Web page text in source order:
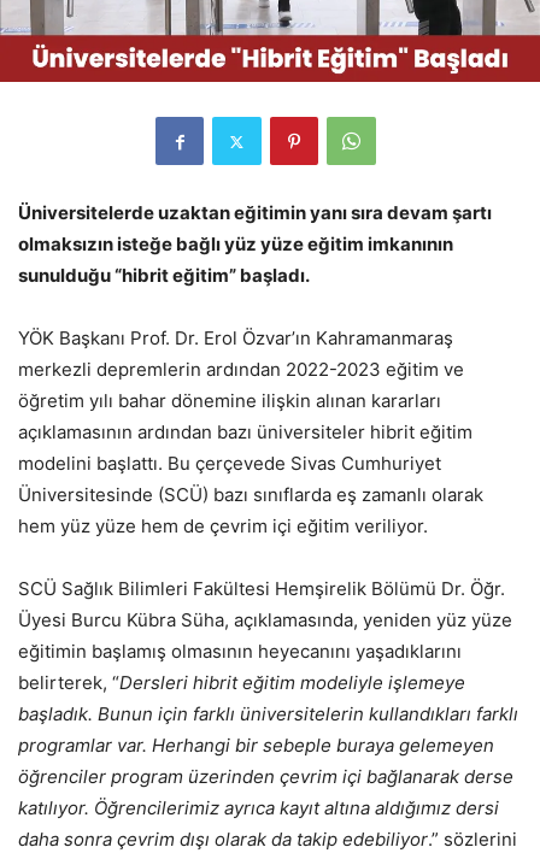
Üniversitelerde uzaktan eğitimin yanı sıra devam şartı
olmaksızın isteğe bağlı yüz yüze eğitim imkanının
sunulduğu “hibrit eğitim” başladı.
YÖK Başkanı Prof. Dr. Erol Özvar’ın Kahramanmaraş
merkezli depremlerin ardından 2022-2023 eğitim ve
öğretim yılı bahar dönemine ilişkin alınan kararları
açıklamasının ardından bazı üniversiteler hibrit eğitim
modelini başlattı. Bu çerçevede Sivas Cumhuriyet
Üniversitesinde (SCÜ) bazı sınıflarda eş zamanlı olarak
hem yüz yüze hem de çevrim içi eğitim veriliyor.
SCÜ Sağlık Bilimleri Fakültesi Hemşirelik Bölümü Dr. Öğr.
Üyesi Burcu Kübra Süha, açıklamasında, yeniden yüz yüze
eğitimin başlamış olmasının heyecanını yaşadıklarını
belirterek, “Dersleri hibrit eğitim modeliyle işlemeye
başladık. Bunun için farklı üniversitelerin kullandıkları farklı
programlar var. Herhangi bir sebeple buraya gelemeyen
öğrenciler program üzerinden çevrim içi bağlanarak derse
katılıyor. Öğrencilerimiz ayrıca kayıt altına aldığımız dersi
daha sonra çevrim dışı olarak da takip edebiliyor.” sözlerini